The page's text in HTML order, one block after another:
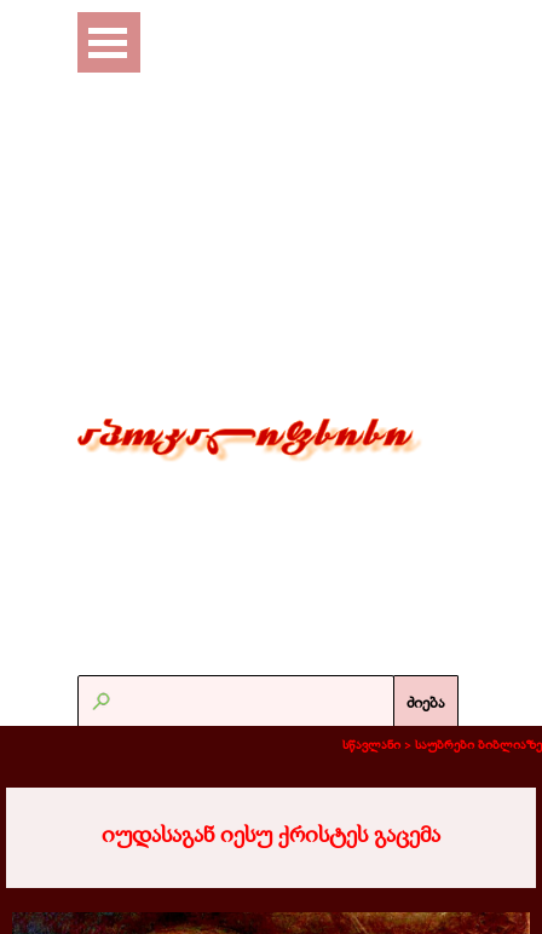
Перейти к контенту
Пропустить меню
ძიება
სწავლანი > საუბრები ბიბლიაზე
იუდასაგან იესუ ქრისტეს გაცემა